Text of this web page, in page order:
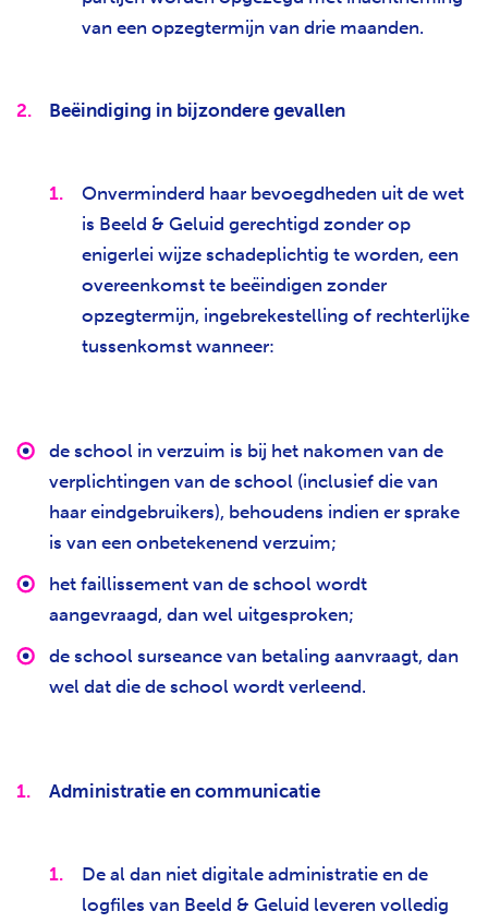
van een opzegtermijn van drie maanden.
Beëindiging in bijzondere gevallen
Onverminderd haar bevoegdheden uit de wet
is Beeld & Geluid gerechtigd zonder op
enigerlei wijze schadeplichtig te worden, een
overeenkomst te beëindigen zonder
opzegtermijn, ingebrekestelling of rechterlijke
tussenkomst wanneer:
de school in verzuim is bij het nakomen van de
verplichtingen van de school (inclusief die van
haar eindgebruikers), behoudens indien er sprake
is van een onbetekenend verzuim;
het faillissement van de school wordt
aangevraagd, dan wel uitgesproken;
de school surseance van betaling aanvraagt, dan
wel dat die de school wordt verleend.
Administratie en communicatie
De al dan niet digitale administratie en de
logfiles van Beeld & Geluid leveren volledig